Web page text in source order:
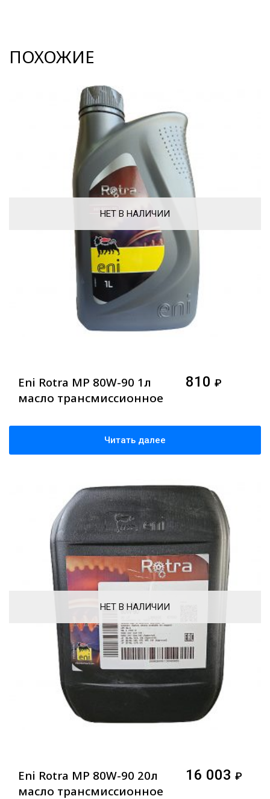
ПОХОЖИЕ
НЕТ В НАЛИЧИИ
Eni Rotra MP 80W-90 1л
масло трансмиссионное
810 ₽
Читать далее
НЕТ В НАЛИЧИИ
Eni Rotra MP 80W-90 20л
масло трансмиссионное
16 003 ₽